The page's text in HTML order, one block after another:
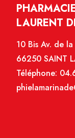
LAURENT
10 Bis Av. de
66250 SAINT
Téléphone: